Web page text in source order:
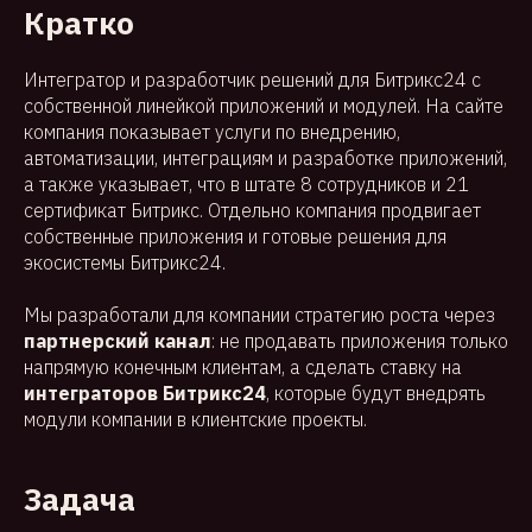
Кратко
Интегратор и разработчик решений для Битрикс24 с
собственной линейкой приложений и модулей. На сайте
компания показывает услуги по внедрению,
автоматизации, интеграциям и разработке приложений,
а также указывает, что в штате 8 сотрудников и 21
сертификат Битрикс. Отдельно компания продвигает
собственные приложения и готовые решения для
экосистемы Битрикс24.
Мы разработали для компании стратегию роста через
партнерский канал: не продавать приложения только
напрямую конечным клиентам, а сделать ставку на
интеграторов Битрикс24, которые будут внедрять
модули компании в клиентские проекты.
Задача